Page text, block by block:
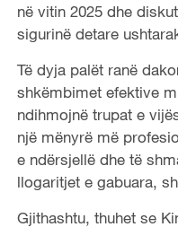
në vitin 2025 dhe
sigurinë detare
Të dyja palët ranë
shkëmbimet efektive
ndihmojnë trupat e
një mënyrë më
e ndërsjellë dhe të
llogaritjet e gabuara,
Gjithashtu, thuhet se